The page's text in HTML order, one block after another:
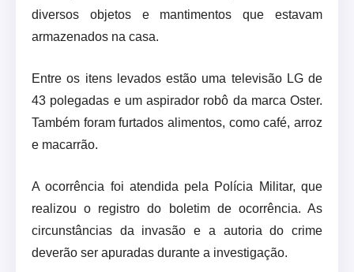
diversos objetos e mantimentos que estavam
armazenados na casa.
Entre os itens levados estão uma televisão LG de
43 polegadas e um aspirador robô da marca Oster.
Também foram furtados alimentos, como café, arroz
e macarrão.
A ocorrência foi atendida pela Polícia Militar, que
realizou o registro do boletim de ocorrência. As
circunstâncias da invasão e a autoria do crime
deverão ser apuradas durante a investigação.